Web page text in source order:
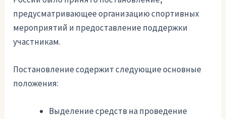
предусматривающее организацию спортивных
мероприятий и предоставление поддержки
участникам.
Постановление содержит следующие основные
положения:
Выделение средств на проведение